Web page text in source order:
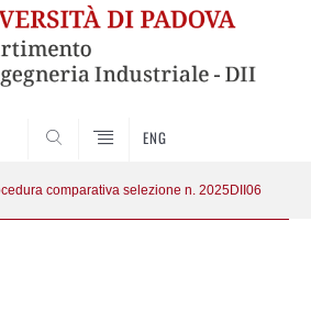
ENG
comparativa selezione n. 2025DII062